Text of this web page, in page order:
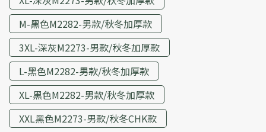
M-黑色M2282-男款/秋冬加厚款
3XL-深灰M2273-男款/秋冬加厚款
L-黑色M2282-男款/秋冬加厚款
XL-黑色M2282-男款/秋冬加厚款
XXL黑色M2273-男款/秋冬CHK款